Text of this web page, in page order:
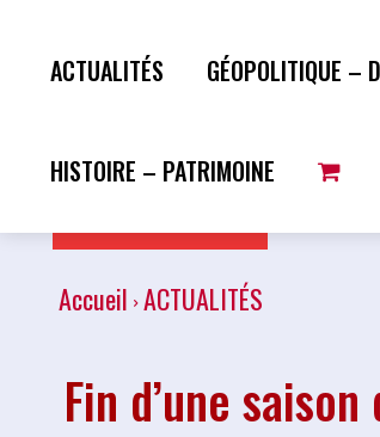
ACTUALITÉS GÉOPOLITIQUE –
HISTOIRE – PATRIMOINE
Accueil ACTUALITÉS
Fin d’une